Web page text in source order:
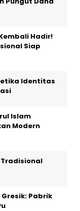
Hadir!
Siap
Identitas
Islam
Modern
Pabrik